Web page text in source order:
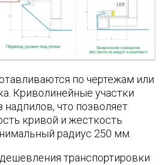
по чертежам или
Криволинейные участки
надпилов, что позволяет
кривой и жесткость
радиус 250 мм.
транспортировки